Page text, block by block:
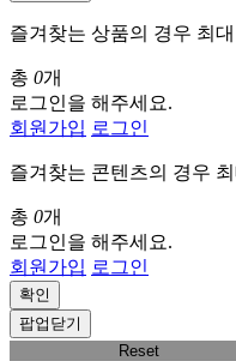
즐겨찾는 상품의 경우 최
총 0개
로그인을 해주세요.
회원가입 로그인
즐겨찾는 콘텐츠의 경우
총 0개
로그인을 해주세요.
회원가입 로그인
확인
팝업닫기
Reset